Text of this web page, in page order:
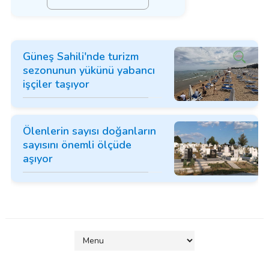
Güneş Sahili'nde turizm
sezonunun yükünü yabancı
işçiler taşıyor
Ölenlerin sayısı doğanların
sayısını önemli ölçüde
aşıyor